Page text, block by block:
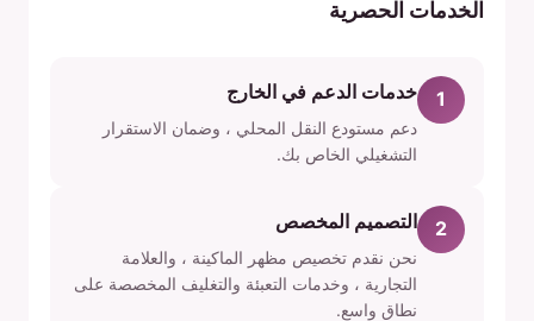
الخدمات الحصرية
1 خدمات الدعم في الخارج
دعم مستودع النقل المحلي ، وضمان الاستقرار
التشغيلي الخاص بك.
2 التصميم المخصص
نحن نقدم تخصيص مظهر الماكينة ، والعلامة
التجارية ، وخدمات التعبئة والتغليف المخصصة على
نطاق واسع.